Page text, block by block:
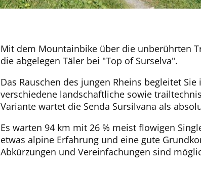
Mit dem Mountainbike über die unberührten
die abgelegen Täler bei "Top of Surselva".
Das Rauschen des jungen Rheins begleitet
verschiedene landschaftliche sowie
Variante wartet die Senda Sursilvana als
Es warten 94 km mit 26 % meist flowigen
etwas alpine Erfahrung und eine gute
Abkürzungen und Vereinfachungen sind